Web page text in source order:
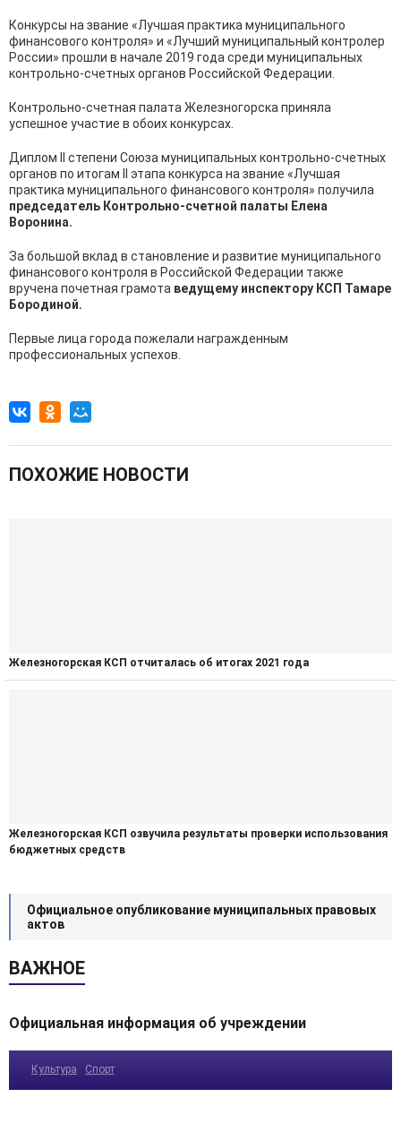
Конкурсы на звание «Лучшая практика муниципального
финансового контроля» и «Лучший муниципальный контролер
России» прошли в начале 2019 года среди муниципальных
контрольно-счетных органов Российской Федерации.
Контрольно-счетная палата Железногорска приняла
успешное участие в обоих конкурсах.
Диплом II степени Союза муниципальных контрольно-счетных
органов по итогам II этапа конкурса на звание «Лучшая
практика муниципального финансового контроля» получила
председатель Контрольно-счетной палаты Елена
Воронина.
За большой вклад в становление и развитие муниципального
финансового контроля в Российской Федерации также
вручена почетная грамота ведущему инспектору КСП Тамаре
Бородиной.
Первые лица города пожелали награжденным
профессиональных успехов.
ПОХОЖИЕ НОВОСТИ
Железногорская КСП отчиталась об итогах 2021 года
Железногорская КСП озвучила результаты проверки использования
бюджетных средств
Официальное опубликование муниципальных правовых
актов
ВАЖНОЕ
Официальная информация об учреждении
Культура Спорт